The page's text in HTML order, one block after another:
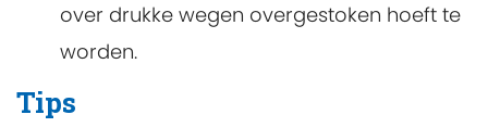
over drukke wegen overgestoken hoeft te
worden.
Tips